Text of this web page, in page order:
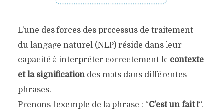
L’une des forces des processus de traitement
du langage naturel (NLP) réside dans leur
capacité à interpréter correctement le contexte
et la significationdes mots dans différentes
phrases.
Prenons l’exemple de la phrase : “C’est un fait !“.